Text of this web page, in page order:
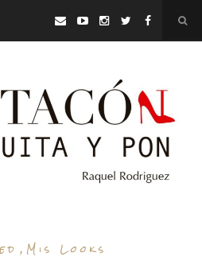
, Mis Looks